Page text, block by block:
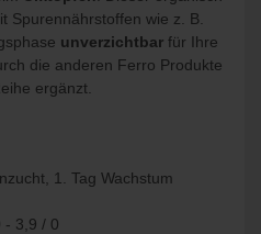
Spurennährstoffen wie z. B.
unverzichtbar für Ihre
die anderen Ferro Produkte
ergänzt.
1. Tag Wachstum
- 3,9 / 0